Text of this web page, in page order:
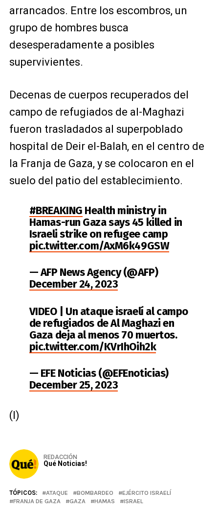
arrancados. Entre los escombros, un
grupo de hombres busca
desesperadamente a posibles
supervivientes.
Decenas de cuerpos recuperados del
campo de refugiados de al-Maghazi
fueron trasladados al superpoblado
hospital de Deir el-Balah, en el centro de
la Franja de Gaza, y se colocaron en el
suelo del patio del establecimiento.
#BREAKING Health ministry in
Hamas-run Gaza says 45 killed in
Israeli strike on refugee camp
pic.twitter.com/AxM6k49GSW
— AFP News Agency (@AFP)
December 24, 2023
VIDEO | Un ataque israelí al campo
de refugiados de Al Maghazi en
Gaza deja al menos 70 muertos.
pic.twitter.com/KVrIhOih2k
— EFE Noticias (@EFEnoticias)
December 25, 2023
(I)
REDACCIÓN
Qué Noticias!
TÓPICOS: ATAQUE BOMBARDEO
EJÉRCITO ISRAELÍ
FRANJA DE GAZA
GAZA HAMAS ISRAEL